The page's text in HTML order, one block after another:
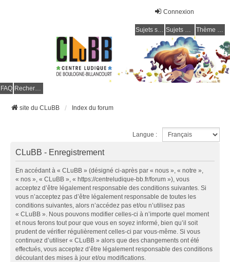
Connexion
Sujets sans réponse Sujets actifs Thème clair / foncé
FAQ Rechercher
site du CLuBB Index du forum
Langue :
CLuBB - Enregistrement
En accédant à « CLuBB » (désigné ci-après par « nous », « notre »,
« nos », « CLuBB », « https://centreludique-bb.fr/forum »), vous
acceptez d’être légalement responsable des conditions suivantes. Si
vous n’acceptez pas d’être légalement responsable de toutes les
conditions suivantes, alors n’accédez pas et/ou n’utilisez pas
« CLuBB ». Nous pouvons modifier celles-ci à n’importe quel moment
et nous ferons tout pour que vous en soyez informé, bien qu’il soit
prudent de vérifier régulièrement celles-ci par vous-même. Si vous
continuez d’utiliser « CLuBB » alors que des changements ont été
effectués, vous acceptez d’être légalement responsable des conditions
découlant des mises à jour et/ou modifications.